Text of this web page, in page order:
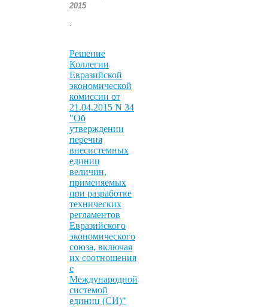
2015
.
Решение
Коллегии
Евразийской
экономической
комиссии от
21.04.2015 N 34
"Об
утверждении
перечня
внесистемных
единиц
величин,
применяемых
при разработке
технических
регламентов
Евразийского
экономического
союза, включая
их соотношения
с
Международной
системой
единиц (СИ)"